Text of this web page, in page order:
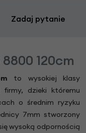
Zadaj pytanie
120cm
to wysokiej klasy
firmy, dzieki któremu
o średnim ryzyku
7mm stworzony
wysoką odpornością